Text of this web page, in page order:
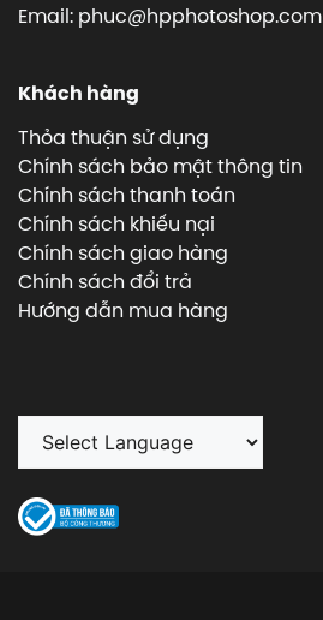
Email: phuc@hpphotoshop.com
Khách hàng
Thỏa thuận sử dụng
Chính sách bảo mật thông tin
Chính sách thanh toán
Chính sách khiếu nại
Chính sách giao hàng
Chính sách đổi trả
Hướng dẫn mua hàng